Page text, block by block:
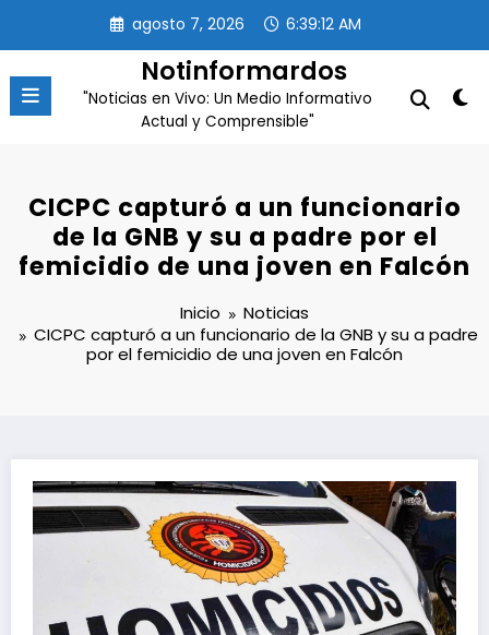
contenido
agosto 7, 2026 6:39:13 AM
Notinformardos
"Noticias en Vivo: Un Medio Informativo
Actual y Comprensible"
CICPC capturó a un funcionario
de la GNB y su a padre por el
femicidio de una joven en Falcón
Inicio
Noticias
CICPC capturó a un funcionario de la GNB y su a padre
por el femicidio de una joven en Falcón